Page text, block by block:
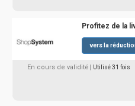
Profitez de la
vers la
En cours de validité | Utilisé 31 fois